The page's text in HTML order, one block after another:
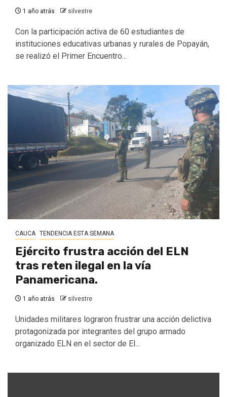
1 año atrás silvestre
Con la participación activa de 60 estudiantes de
instituciones educativas urbanas y rurales de Popayán,
se realizó el Primer Encuentro...
CAUCA TENDENCIA ESTA SEMANA
Ejército frustra acción del ELN
tras reten ilegal en la vía
Panamericana.
1 año atrás silvestre
Unidades militares lograron frustrar una acción delictiva
protagonizada por integrantes del grupo armado
organizado ELN en el sector de El...